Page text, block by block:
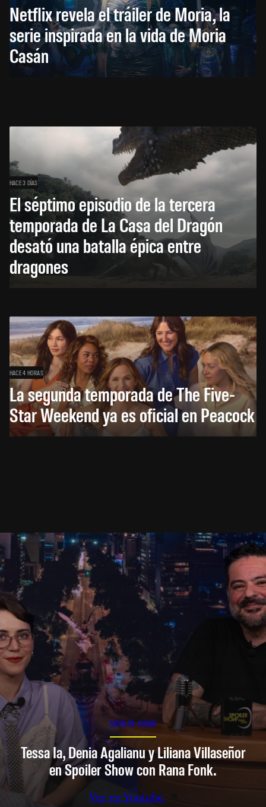
Netflix revela el tráiler de Moria, la
serie inspirada en la vida de Moria
Casán
HACE 3 DÍAS
El séptimo episodio de la tercera
temporada de La Casa del Dragón
desató una batalla épica entre
dragones
HACE 4 HORAS
La segunda temporada de The Five-
Star Weekend ya es oficial en Peacock
SPOILER SHOW
Tessa Ia, Denia Agalianu y Liliana Villaseñor
en Spoiler Show con Rana Fonk.
Ver en Youtube